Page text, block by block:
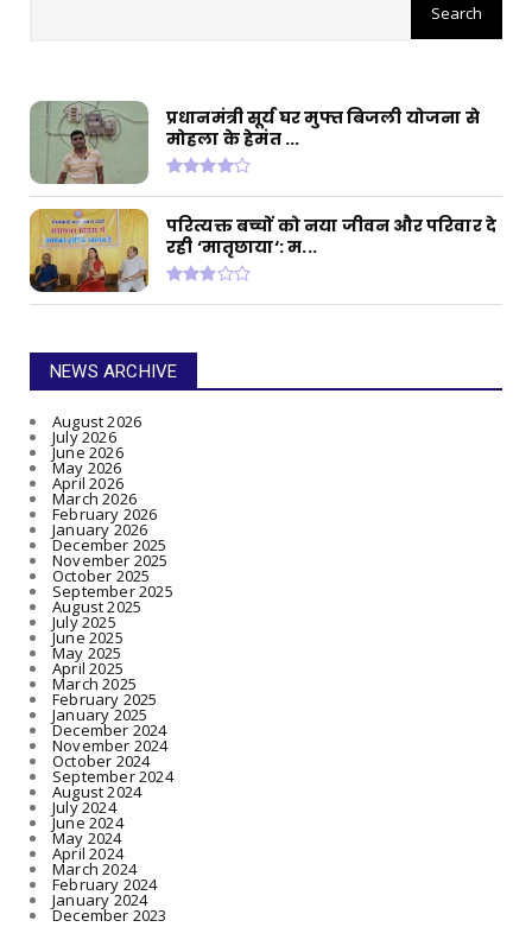
प्रधानमंत्री सूर्य घर मुफ्त बिजली योजना से
मोहला के हेमंत ...
परित्यक्त बच्चों को नया जीवन और परिवार दे
रही ‘मातृछाया‘: म...
NEWS ARCHIVE
August 2026
July 2026
June 2026
May 2026
April 2026
March 2026
February 2026
January 2026
December 2025
November 2025
October 2025
September 2025
August 2025
July 2025
June 2025
May 2025
April 2025
March 2025
February 2025
January 2025
December 2024
November 2024
October 2024
September 2024
August 2024
July 2024
June 2024
May 2024
April 2024
March 2024
February 2024
January 2024
December 2023